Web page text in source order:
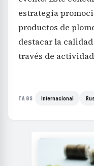
estrategia
productos de
destacar la
través de
TAGS Internacional